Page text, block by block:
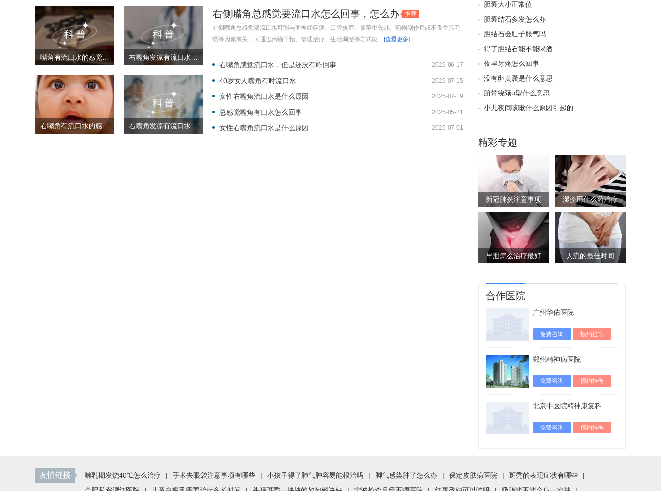
右嘴角有流口水的感觉怎么回事
右侧嘴角总感觉要流口水怎么回事，怎么办
推荐
右侧嘴角总感觉要流口水可能与面神经麻痹、口腔炎症、脑卒中先兆、药物副作用或不良生活习
惯等因素有关，可通过药物干预、物理治疗、生活调整等方式改... [查看更多]
右嘴角感觉流口水，但是还没有咋回事 2025-06-17
40岁女人嘴角有时流口水 2025-07-15
女性右嘴角流口水是什么原因 2025-07-19
总感觉嘴角有口水怎么回事 2025-05-21
女性右嘴角流口水是什么原因 2025-07-01
胆囊大小正常值
胆囊结石多发怎么办
胆结石会肚子胀气吗
得了胆结石能不能喝酒
夜里牙疼怎么回事
没有卵黄囊是什么意思
脐带绕颈u型什么意思
小儿夜间咳嗽什么原因引起的
精彩专题
新冠肺炎注意事项 湿疹用什么药治疗
早泄怎么治疗最好 人流的最佳时间
合作医院
广州华佑医院
免费咨询 预约挂号
郑州精神病医院
免费咨询 预约挂号
北京中医院精神康复科
免费咨询 预约挂号
友情链接 哺乳期发烧40℃怎么治疗 | 手术去眼袋注意事项有哪些 | 小孩子得了肺气肿容易能根治吗 | 脚气感染肿了怎么办 | 保定皮肤病医院 | 斑秃的表现症状有哪些
|